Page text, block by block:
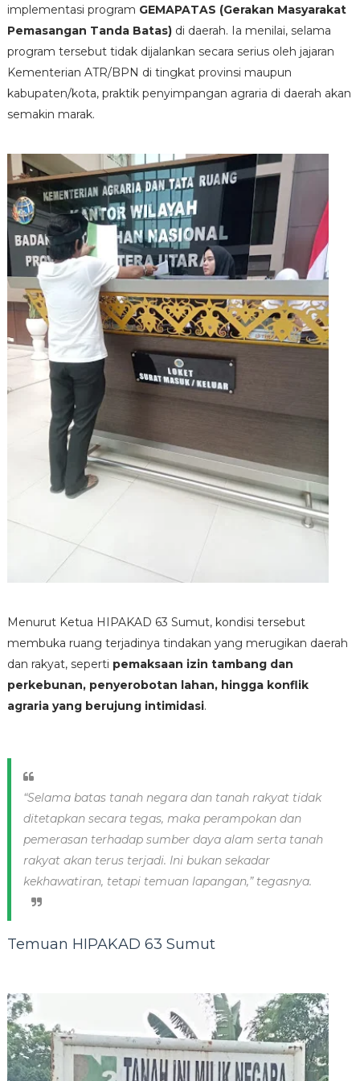
implementasi program GEMAPATAS (Gerakan Masyarakat
Pemasangan Tanda Batas)di daerah. Ia menilai, selama
program tersebut tidak dijalankan secara serius oleh jajaran
Kementerian ATR/BPN di tingkat provinsi maupun
kabupaten/kota, praktik penyimpangan agraria di daerah akan
semakin marak.
Menurut Ketua HIPAKAD 63 Sumut, kondisi tersebut
membuka ruang terjadinya tindakan yang merugikan daerah
dan rakyat, seperti pemaksaan izin tambang dan
perkebunan, penyerobotan lahan, hingga konflik
agraria yang berujung intimidasi.
“Selama batas tanah negara dan tanah rakyat tidak
ditetapkan secara tegas, maka perampokan dan
pemerasan terhadap sumber daya alam serta tanah
rakyat akan terus terjadi. Ini bukan sekadar
kekhawatiran, tetapi temuan lapangan,” tegasnya.
Temuan HIPAKAD 63 Sumut